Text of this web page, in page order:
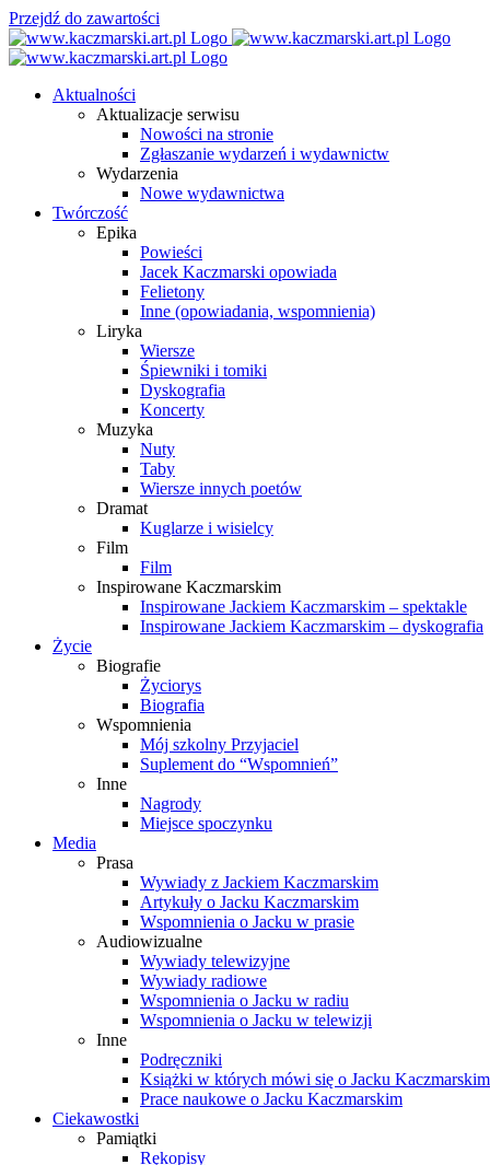
Przejdź do zawartości
Aktualności
Aktualizacje serwisu
Nowości na stronie
Zgłaszanie wydarzeń i wydawnictw
Wydarzenia
Nowe wydawnictwa
Twórczość
Epika
Powieści
Jacek Kaczmarski opowiada
Felietony
Inne (opowiadania, wspomnienia)
Liryka
Wiersze
Śpiewniki i tomiki
Dyskografia
Koncerty
Muzyka
Nuty
Taby
Wiersze innych poetów
Dramat
Kuglarze i wisielcy
Film
Film
Inspirowane Kaczmarskim
Inspirowane Jackiem Kaczmarskim – spektakle
Inspirowane Jackiem Kaczmarskim – dyskografia
Życie
Biografie
Życiorys
Biografia
Wspomnienia
Mój szkolny Przyjaciel
Suplement do “Wspomnień”
Inne
Nagrody
Miejsce spoczynku
Media
Prasa
Wywiady z Jackiem Kaczmarskim
Artykuły o Jacku Kaczmarskim
Wspomnienia o Jacku w prasie
Audiowizualne
Wywiady telewizyjne
Wywiady radiowe
Wspomnienia o Jacku w radiu
Wspomnienia o Jacku w telewizji
Inne
Podręczniki
Książki w których mówi się o Jacku Kaczmarskim
Prace naukowe o Jacku Kaczmarskim
Ciekawostki
Pamiątki
Rękopisy